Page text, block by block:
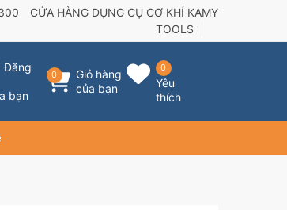
CỬA HÀNG DỤNG CỤ CƠ KHÍ KAMY
TOOLS
Đăng
bạn
0
Giỏ hàng
của bạn
0
Yêu
thích